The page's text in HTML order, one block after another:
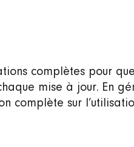
complètes pour
mise à jour. En
complète sur